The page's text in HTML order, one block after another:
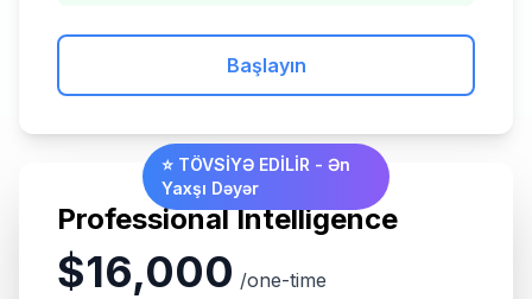
Başlayın
⭐ TÖVSİYƏ EDİLİR - Ən
Yaxşı Dəyər
Professional Intelligence
$16,000 /one-time